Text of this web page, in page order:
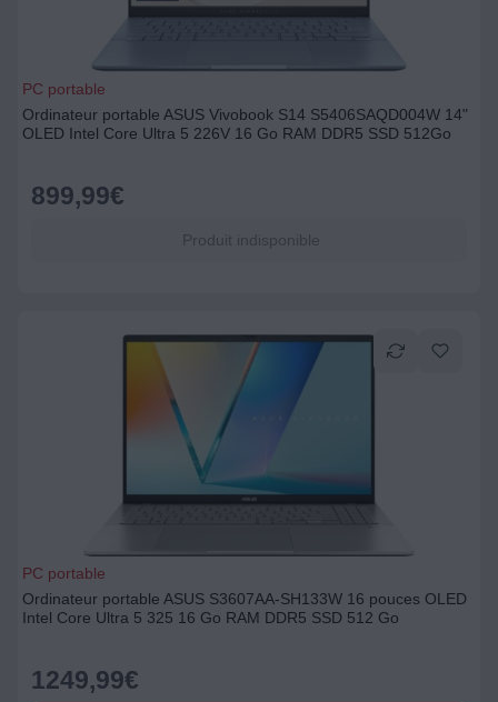
PC portable
Ordinateur portable ASUS Vivobook S14 S5406SAQD004W 14"
OLED Intel Core Ultra 5 226V 16 Go RAM DDR5 SSD 512Go
899,99€
Produit indisponible
PC portable
Ordinateur portable ASUS S3607AA-SH133W 16 pouces OLED
Intel Core Ultra 5 325 16 Go RAM DDR5 SSD 512 Go
1249,99€